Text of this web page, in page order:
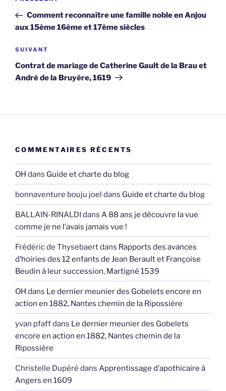
l’article
précédent
Comment reconnaître une famille noble en Anjou
aux 15ème 16ème et 17ème siècles
Article
suivant
SUIVANT
Contrat de mariage de Catherine Gault de la Brau et
André de la Bruyère, 1619
COMMENTAIRES RÉCENTS
OH dans Guide et charte du blog
bonnaventure bouju joel dans Guide et charte du blog
BALLAIN-RINALDI dans A 88 ans je découvre la vue
comme je ne l’avais jamais vue !
Frédéric de Thysebaertdans Rapports des avances
d’hoiries des 12 enfants de Jean Berault et Françoise
Beudin à leur succession, Martigné 1539
OH dans Le dernier meunier des Gobelets encore en
action en 1882, Nantes chemin de la Ripossière
yvan pfaffdans Le dernier meunier des Gobelets
encore en action en 1882, Nantes chemin de la
Ripossière
Christelle Dupéré dans Apprentissage d’apothicaire à
Angers en 1609